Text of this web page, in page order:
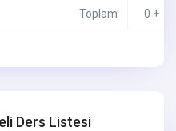
Toplam 0 +
Ders Listesi